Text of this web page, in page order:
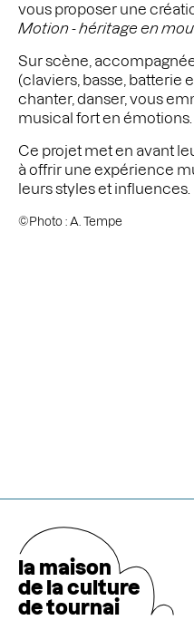
vous proposer une
Motion- héritage en
Sur scène,
(claviers, basse, batterie
chanter, danser, vous
musical fort en émotions.
Ce projet met en avant
à offrir une expérience
leurs styles et influences.
©Photo : A. Tempe
la maison
de la culture
de tournai